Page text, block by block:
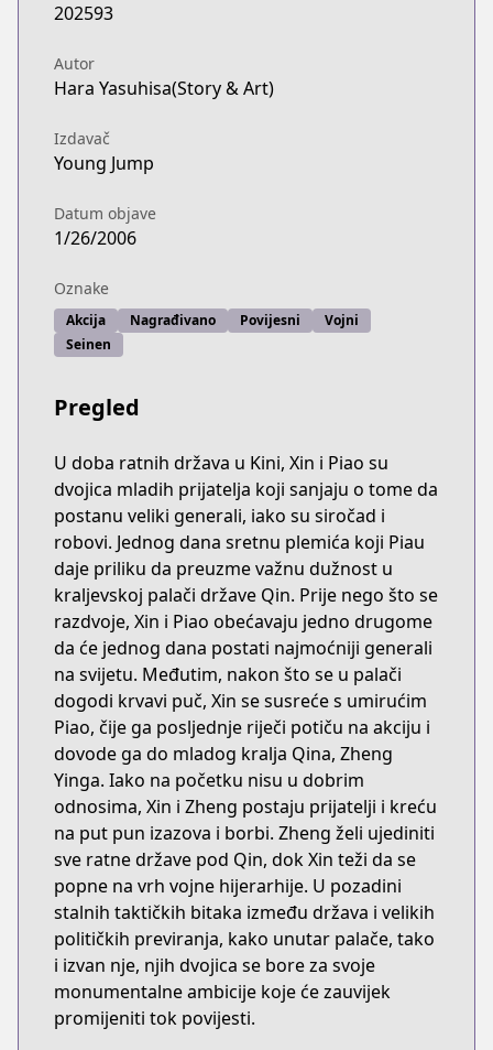
202593
Autor
Hara Yasuhisa(Story & Art)
Izdavač
Young Jump
Datum objave
1/26/2006
Oznake
Akcija Nagrađivano Povijesni
Vojni
Seinen
Pregled
U doba ratnih država u Kini, Xin i Piao su
dvojica mladih prijatelja koji sanjaju o tome da
postanu veliki generali, iako su siročad i
robovi. Jednog dana sretnu plemića koji Piau
daje priliku da preuzme važnu dužnost u
kraljevskoj palači države Qin. Prije nego što se
razdvoje, Xin i Piao obećavaju jedno drugome
da će jednog dana postati najmoćniji generali
na svijetu. Međutim, nakon što se u palači
dogodi krvavi puč, Xin se susreće s umirućim
Piao, čije ga posljednje riječi potiču na akciju i
dovode ga do mladog kralja Qina, Zheng
Yinga. Iako na početku nisu u dobrim
odnosima, Xin i Zheng postaju prijatelji i kreću
na put pun izazova i borbi. Zheng želi ujediniti
sve ratne države pod Qin, dok Xin teži da se
popne na vrh vojne hijerarhije. U pozadini
stalnih taktičkih bitaka između država i velikih
političkih previranja, kako unutar palače, tako
i izvan nje, njih dvojica se bore za svoje
monumentalne ambicije koje će zauvijek
promijeniti tok povijesti.